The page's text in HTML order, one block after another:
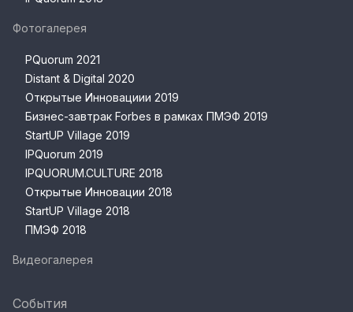
Фотогалерея
PQuorum 2021
Distant & Digital 2020
Открытые Инновациии 2019
Бизнес-завтрак Forbes в рамках ПМЭФ 2019
StartUP Village 2019
IPQuorum 2019
IPQUORUM.CULTURE 2018
Открытые Инновации 2018
StartUP Village 2018
ПМЭФ 2018
Видеогалерея
События